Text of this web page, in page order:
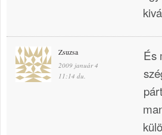
Zsuzsa
2009 január 4
11:14 du.
És